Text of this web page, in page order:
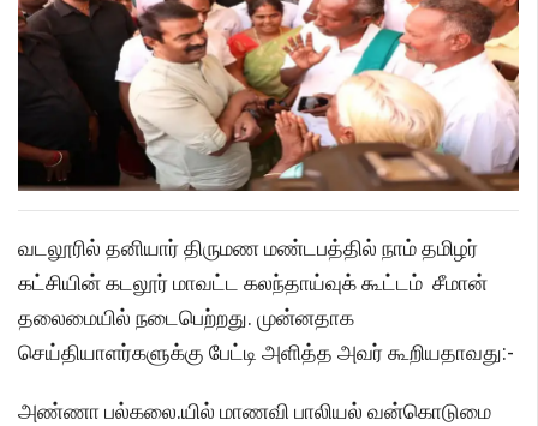
வடலூரில் தனியார் திருமண மண்டபத்தில் நாம் தமிழர்
கட்சியின் கடலூர் மாவட்ட கலந்தாய்வுக் கூட்டம் சீமான்
தலைமையில் நடைபெற்றது. முன்னதாக
செய்தியாளர்களுக்கு பேட்டி அளித்த அவர் கூறியதாவது:-
அண்ணா பல்கலை.யில் மாணவி பாலியல் வன்கொடுமை